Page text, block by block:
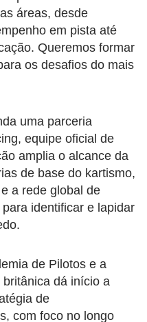
áreas, desde
em pista até
Queremos formar
os desafios do mais
uma parceria
equipe oficial de
amplia o alcance da
de base do kartismo,
a rede global de
identificar e lapidar
de Pilotos e a
dá início a
de
com foco no longo